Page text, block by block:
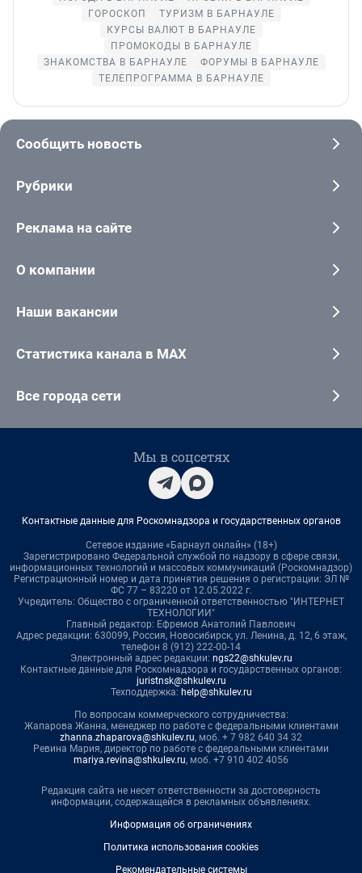
ГОРОСКОП
ТУРИЗМ В БАРНАУЛЕ
КУРСЫ ВАЛЮТ В БАРНАУЛЕ
ПРОМОКОДЫ В БАРНАУЛЕ
ЗНАКОМСТВА В БАРНАУЛЕ
ФОРУМЫ В БАРНАУЛЕ
ТЕЛЕПРОГРАММА В БАРНАУЛЕ
Сообщить новость
Рубрики
Реклама на сайте
О компании
Наши вакансии
Статистика канала в MAX
Все города сети
Мы в соцсетях
Контактные данные для Роскомнадзора и государственных органов
Сетевое издание «Барнаул онлайн» (18+)
Зарегистрировано Федеральной службой по надзору в сфере связи,
информационных технологий и массовых коммуникаций (Роскомнадзор)
Регистрационный номер и дата принятия решения о регистрации: ЭЛ №
ФС 77 – 83220 от 12.05.2022 г.
Учредитель: Общество с ограниченной ответственностью "ИНТЕРНЕТ
ТЕХНОЛОГИИ"
Главный редактор: Ефремов Анатолий Павлович
Адрес редакции: 630099, Россия, Новосибирск, ул. Ленина, д. 12, 6 этаж,
телефон 8 (912) 222-00-14
Электронный адрес редакции: ngs22@shkulev.ru
Контактные данные для Роскомнадзора и государственных органов:
juristnsk@shkulev.ru
Техподдержка: help@shkulev.ru
По вопросам коммерческого сотрудничества:
Жапарова Жанна, менеджер по работе с федеральными клиентами
zhanna.zhaparova@shkulev.ru, моб. + 7 982 640 34 32
Ревина Мария, директор по работе с федеральными клиентами
mariya.revina@shkulev.ru, моб. +7 910 402 4056
Редакция сайта не несет ответственности за достоверность
информации, содержащейся в рекламных объявлениях.
Информация об ограничениях
Политика использования cookies
Рекомендательные системы